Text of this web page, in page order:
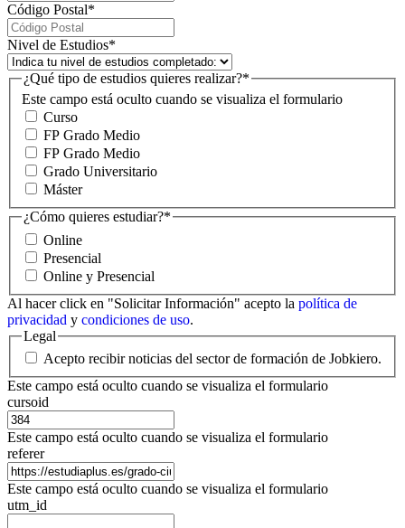
Código Postal*
Nivel de Estudios*
Este campo está oculto cuando se visualiza el formulario
¿Qué tipo de estudios quieres realizar?*
Curso
FP Grado Medio
FP Grado Medio
Grado Universitario
Máster
¿Cómo quieres estudiar?*
Online
Presencial
Online y Presencial
Al hacer click en "Solicitar Información" acepto la política de
privacidad y condiciones de uso.
Legal
Acepto recibir noticias del sector de formación de Jobkiero.
Este campo está oculto cuando se visualiza el formulario
cursoid
Este campo está oculto cuando se visualiza el formulario
referer
Este campo está oculto cuando se visualiza el formulario
utm_id